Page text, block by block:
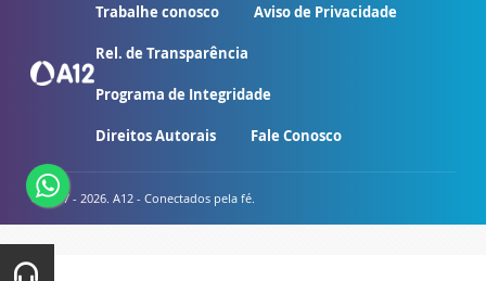
Trabalhe conosco Aviso de Privacidade
Rel. de Transparência
Programa de Integridade
Direitos Autorais Fale Conosco
© 2007 - 2026. A12 - Conectados pela fé.